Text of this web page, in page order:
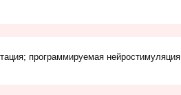
программируемая нейростимуляция